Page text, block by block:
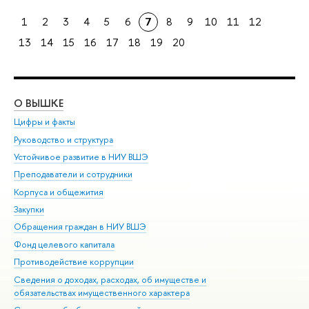
1 2 3 4 5 6 7 8 9 10 11
12
13
14 15 16 17 18 19 20
О ВЫШКЕ
Цифры и факты
Руководство и структура
Устойчивое развитие в НИУ ВШЭ
Преподаватели и сотрудники
Корпуса и общежития
Закупки
Обращения граждан в НИУ ВШЭ
Фонд целевого капитала
Противодействие коррупции
Сведения о доходах, расходах, об имуществе и
обязательствах имущественного характера